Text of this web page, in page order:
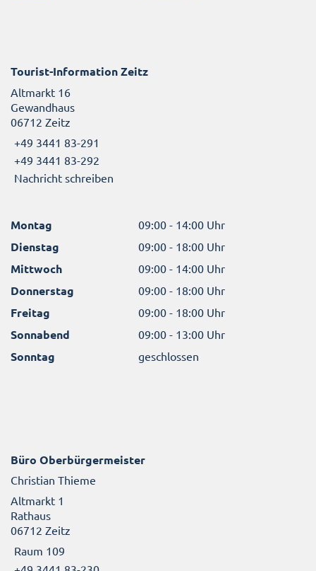
Tourist-Information Zeitz
Altmarkt 16
Gewandhaus
06712 Zeitz
+49 3441 83-291
+49 3441 83-292
Nachricht schreiben
Montag 09:00 - 14:00 Uhr
Dienstag 09:00 - 18:00 Uhr
Mittwoch 09:00 - 14:00 Uhr
Donnerstag 09:00 - 18:00 Uhr
Freitag 09:00 - 18:00 Uhr
Sonnabend 09:00 - 13:00 Uhr
Sonntag geschlossen
Büro Oberbürgermeister
Christian Thieme
Altmarkt 1
Rathaus
06712 Zeitz
Raum 109